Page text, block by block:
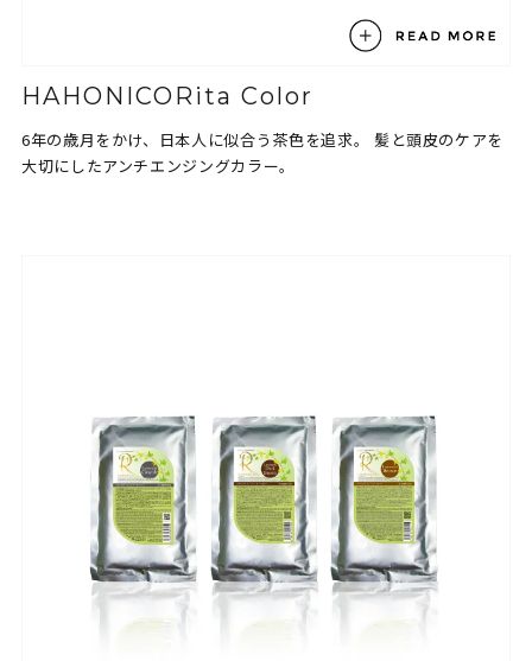
HAHONICORita Color
6年の歳月をかけ、日本人に似合う茶色を追求。
髪と頭皮のケアを
大切にしたアンチエンジングカラー。